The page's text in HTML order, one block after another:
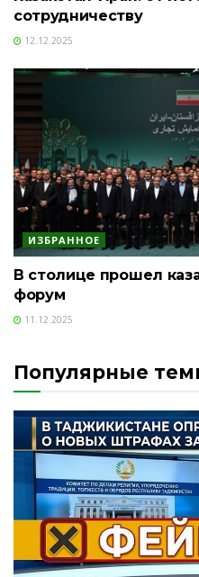
сотрудничеству
12.12.2025
ИЗБРАННОЕ
В столице прошел
форум
11.12.2025
Популярные